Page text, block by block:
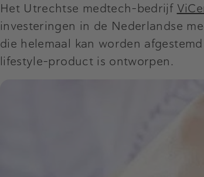
Het Utrechtse medtech-bedrijf
investeringen in de Nederlandse
die helemaal kan worden
lifestyle-product is ontworpen.